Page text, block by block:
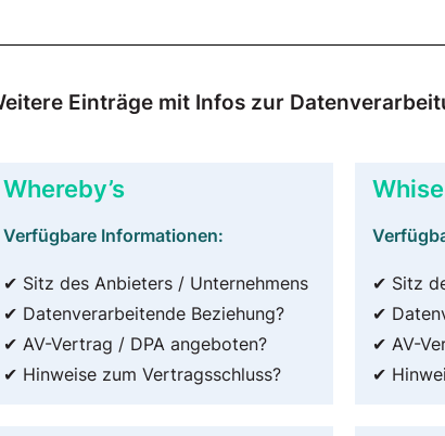
Einträge mit Infos zur
Whereby’s
Verfügbare Informationen:
✔ Sitz des Anbieters / Unternehmens
✔ Datenverarbeitende Beziehung?
✔ AV-Vertrag / DPA angeboten?
✔ Hinweise zum Vertragsschluss?
✔ Sitz
✔
✔ AV-
✔